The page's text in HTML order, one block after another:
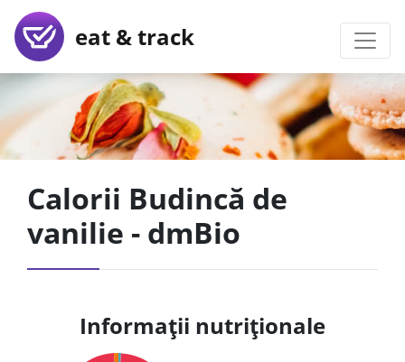
eat & track
Calorii Budincă de
vanilie - dmBio
Informații nutriționale